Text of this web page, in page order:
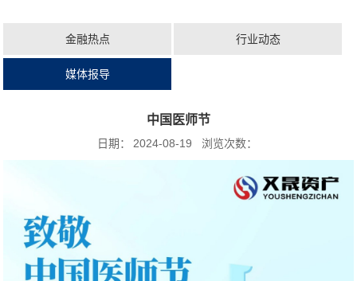
金融热点 行业动态
媒体报导
中国医师节
日期： 2024-08-19 浏览次数：